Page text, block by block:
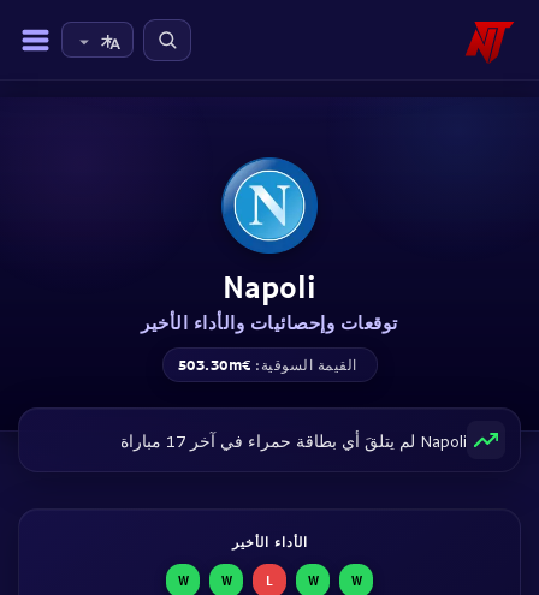
Napoli
توقعات وإحصائيات والأداء الأخير
القيمة السوقية: €503.30m
Napoli لم يتلقَ أي بطاقة حمراء في آخر 17 مباراة
الأداء الأخير
W
W
L
W
W